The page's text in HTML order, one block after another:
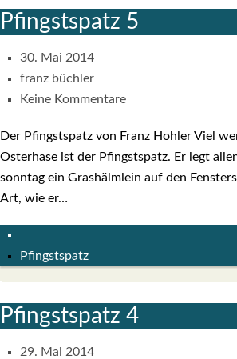
Pfingst­spatz 5
30. Mai 2014
franz büchler
Keine Kommentare
Der Pfingst­spatz von Franz Hoh­ler Viel
Oster­ha­se ist der Pfingst­spatz. Er legt
sonn­tag ein Gras­hälm­lein auf den
Art, wie er…
Pfingstspatz
Pfingst­spatz 4
29. Mai 2014